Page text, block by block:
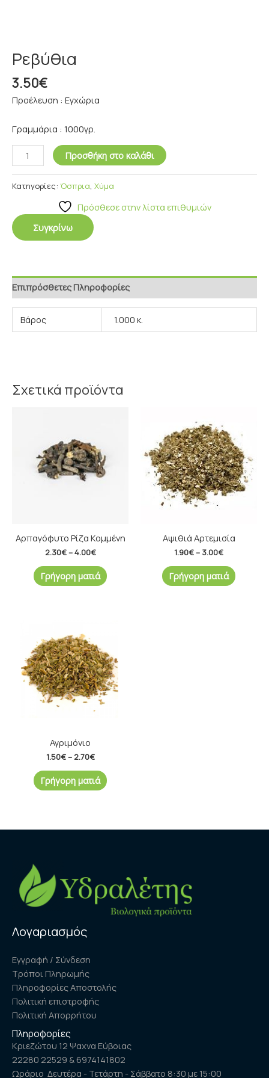
Ρεβύθια
3.50€
Προέλευση : Εγχώρια
Γραμμάρια : 1000γρ.
Προσθήκη στο καλάθι
Κατηγορίες: Όσπρια, Χύμα
Πρόσθεσε στην λίστα επιθυμιών
Συγκρίνω
Επιπρόσθετες Πληροφορίες
Βάρος 1.000 κ.
Σχετικά προϊόντα
Αρπαγόφυτο Ρίζα Κομμένη
2.30€–4.00€
4.00€
Γρήγορη ματιά
Αψιθιά Αρτεμισία
1.90€– 3.00€
1.90€
through
3.00€
Γρήγορη ματιά
Αγριμόνιο
1.50€– 2.70€
through
2.70€
Γρήγορη ματιά
Λογαριασμός
Εγγραφή / Σύνδεση
Τρόποι Πληρωμής
Πληροφορίες Αποστολής
Πολιτική επιστροφής
Πολιτική Απορρήτου
Πληροφορίες
Κριεζώτου 12 Ψαχνα Εύβοιας
22280 22529 & 6974141802
Ωράριο Δευτέρα - Τετάρτη - Σάββατο 8:30 με 15:00